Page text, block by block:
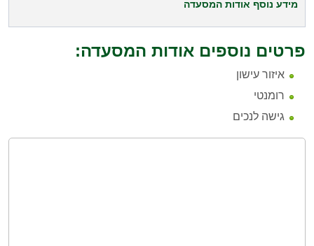
מידע נוסף אודות המסעדה
פרטים נוספים אודות המסעדה:
איזור עישון
רומנטי
גישה לנכים